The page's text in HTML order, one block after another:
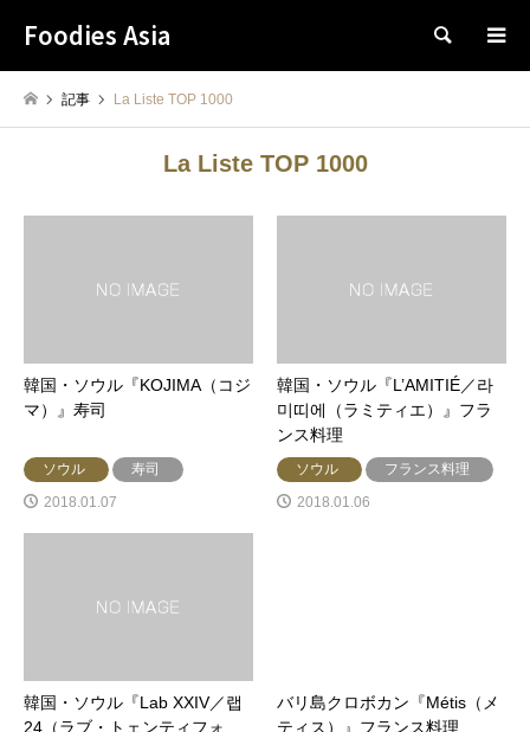
Foodies Asia 検索
記事 La Liste TOP 1000
La Liste TOP 1000
韓国・ソウル『KOJIMA（コジ
マ）』寿司
ソウル
寿司
2018.01.07
韓国・ソウル『L’AMITIÉ／라
미띠에（ラミティエ）』フラ
ンス料理
ソウル
フランス料理
2018.01.06
韓国・ソウル『Lab XXIV／랩
24（ラブ・トェンティフォ
バリ島クロボカン『Métis（メ
ティス）』フランス料理